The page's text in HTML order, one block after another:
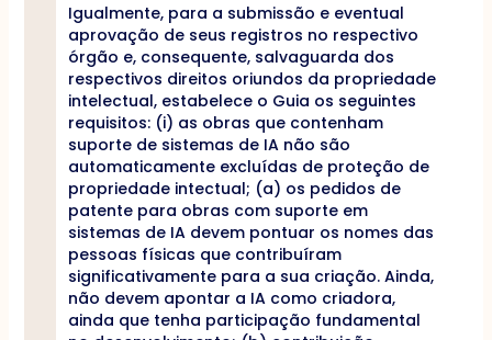
Igualmente, para a submissão e eventual
aprovação de seus registros no respectivo
órgão e, consequente, salvaguarda dos
respectivos direitos oriundos da propriedade
intelectual, estabelece o Guia os seguintes
requisitos: (i) as obras que contenham
suporte de sistemas de IA não são
automaticamente excluídas de proteção de
propriedade intectual; (a) os pedidos de
patente para obras com suporte em
sistemas de IA devem pontuar os nomes das
pessoas físicas que contribuíram
significativamente para a sua criação. Ainda,
não devem apontar a IA como criadora,
ainda que tenha participação fundamental